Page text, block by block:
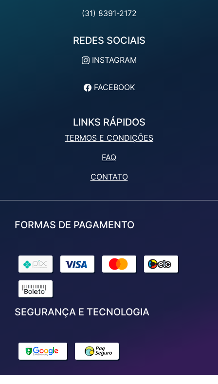
(31) 8391-2172
REDES SOCIAIS
INSTAGRAM
FACEBOOK
LINKS RÁPIDOS
TERMOS E CONDIÇÕES
FAQ
CONTATO
FORMAS DE PAGAMENTO
SEGURANÇA E TECNOLOGIA